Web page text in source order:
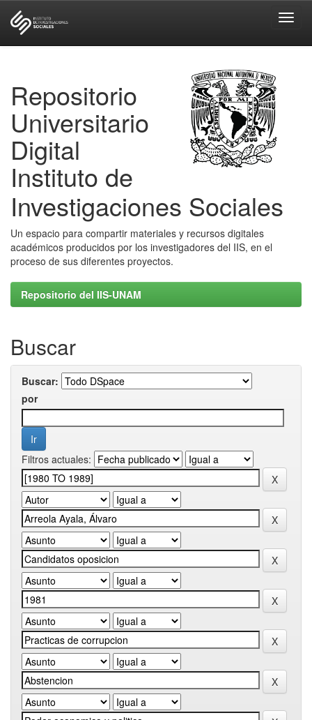
Repositorio
Universitario
Digital
Instituto de
Investigaciones Sociales
Un espacio para compartir materiales y recursos digitales
académicos producidos por los investigadores del IIS, en el
proceso de sus diferentes proyectos.
Repositorio del IIS-UNAM
Buscar
Buscar:
por
Filtros actuales: